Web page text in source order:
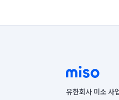
유한회사 미소 사